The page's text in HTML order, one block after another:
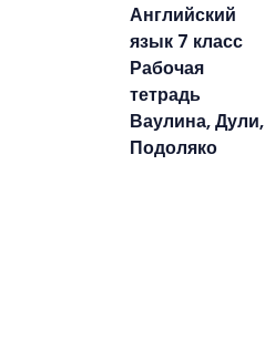
Английский
язык 7 класс
Рабочая
тетрадь
Ваулина, Дули,
Подоляко